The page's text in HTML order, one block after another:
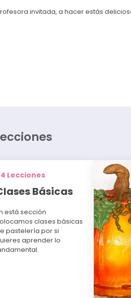
invitada, a hacer estás
Lecciones
Básicas
está sección
clases básicas
pastelería por si
aprender lo